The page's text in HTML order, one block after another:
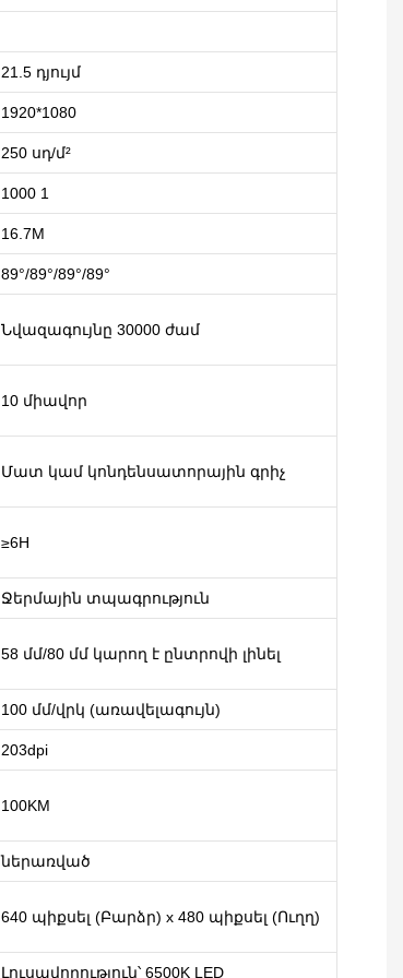
21.5 դյույմ
1920*1080
250 սդ/մ²
1000 1
16.7M
89°/89°/89°/89°
Նվազագույնը 30000 ժամ
10 միավոր
Մատ կամ կոնդենսատորային գրիչ
≥6H
Ջերմային տպագրություն
58 մմ/80 մմ կարող է ընտրովի լինել
100 մմ/վրկ (առավելագույն)
203dpi
100KM
ներառված
640 պիքսել (Բարձր) x 480 պիքսել (Ուղղ)
Լուսավորություն՝ 6500K LED